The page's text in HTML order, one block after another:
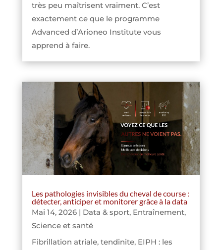
très peu maîtrisent vraiment. C’est
exactement ce que le programme
Advanced d’Arioneo Institute vous
apprend à faire.
Les pathologies invisibles du cheval de course :
détecter, anticiper et monitorer grâce à la data
Mai 14, 2026| Data & sport, Entraînement,
Science et santé
Fibrillation atriale, tendinite, EIPH : les